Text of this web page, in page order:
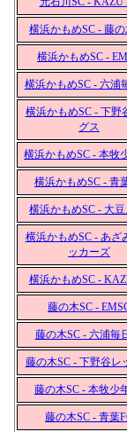
横浜かもめSC - 藤の
横浜かもめSC -
横浜かもめSC - 六浦
横浜かもめSC - 下野
グス
横浜かもめSC - 本牧
横浜かもめSC - 青
横浜かもめSC - 大
横浜かもめSC - あざ
ッカーズ
横浜かもめSC -
藤の木SC -
藤の木SC - 六浦毎
藤の木SC - 下野谷レ
藤の木SC - 本牧少
藤の木SC - 青葉